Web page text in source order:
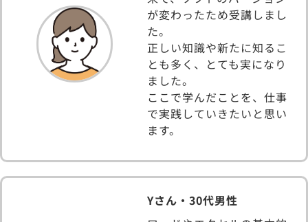
が変わったため受講しまし
た。
正しい知識や新たに知るこ
とも多く、とても実になり
ました。
ここで学んだことを、仕事
で実践していきたいと思い
ます。
Yさん・30代男性